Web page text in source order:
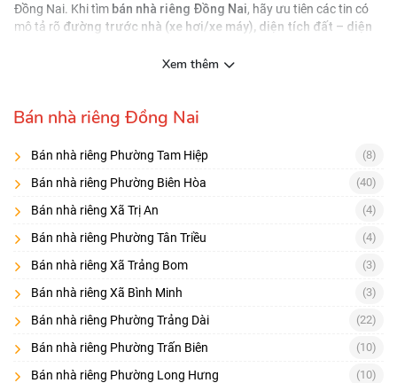
Đồng Nai. Khi tìm bán nhà riêng Đồng Nai, hãy ưu tiên các tin có
mô tả rõ đường trước nhà (xe hơi/xe máy), diện tích đất – diện
tin đúng ngay từ đầu giúp bạn giảm thời gian đi xem và tăng khả
khu dân cư ổn định, tiện ích gần, nhà ít sửa
Mua cho thuê:gần trục giao thông, khu có nhu cầu thuê cao
Mua nâng cấp:
nhà cũ giá tốt, pháp lý sạch, dễ cải tạo
Checklist 8 điểm trước khi đặt cọc
Chủ sở hữu/đồng sở hữu trên sổ
Diện tích thực tế – ranh mốc
Kết cấu: móng, tường, chống thấm, điện nước
Pháp lý xây dựng/hoàn công (nếu có)
Xem thêm
Bán nhà riêng Đồng Nai
Bán nhà riêng Phường Tam Hiệp (8)
Bán nhà riêng Phường Biên Hòa (40)
Bán nhà riêng Xã Trị An (4)
Bán nhà riêng Phường Tân Triều (4)
Bán nhà riêng Xã Trảng Bom (3)
Bán nhà riêng Xã Bình Minh (3)
Bán nhà riêng Phường Trảng Dài (22)
Bán nhà riêng Phường Trấn Biên (10)
Bán nhà riêng Phường Long Hưng (10)